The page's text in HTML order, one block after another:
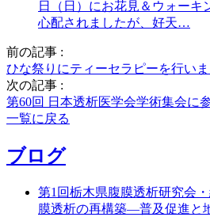
日（日）にお花見＆ウォーキ
心配されましたが、好天…
前の記事 :
ひな祭りにティーセラピーを行いま
次の記事 :
第60回 日本透析医学会学術集会に
一覧に戻る
ブログ
第1回栃木県腹膜透析研究会
膜透析の再構築―普及促進と